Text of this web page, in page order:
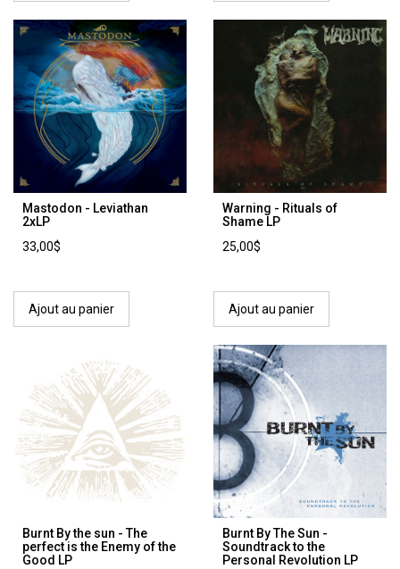
Mastodon - Leviathan
2xLP
33,00$
Ajout au panier
Warning - Rituals of
Shame LP
25,00$
Ajout au panier
Burnt By the sun - The
perfect is the Enemy of the
Good LP
Burnt By The Sun -
Soundtrack to the
Personal Revolution LP